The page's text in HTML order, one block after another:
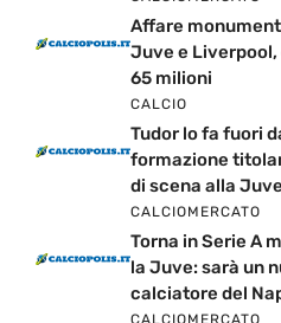
Affare
Juve e Liverpool,
65 milioni
CALCIO
Tudor lo fa fuori
formazione
di scena alla Juve
CALCIOMERCATO
Torna in Serie A
la Juve: sarà un
calciatore del
CALCIOMERCATO